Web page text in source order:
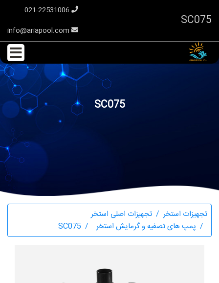
SC075
SC075
تجهیزات استخر
تجهیزات اصلی استخر
پمپ های تصفیه و گرمایش استخر
SC075